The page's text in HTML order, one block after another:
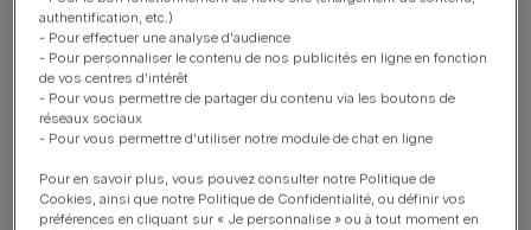
authentification, etc.)
- Pour effectuer une analyse d'audience
- Pour personnaliser le contenu de nos publicités en ligne en fonction
de vos centres d'intérêt
- Pour vous permettre de partager du contenu via les boutons de
réseaux sociaux
- Pour vous permettre d'utiliser notre module de chat en ligne
Pour en savoir plus, vous pouvez consulter notre Politique de
Cookies, ainsi que notre Politique de Confidentialité, ou définir vos
préférences en cliquant sur « Je personnalise » ou à tout moment en